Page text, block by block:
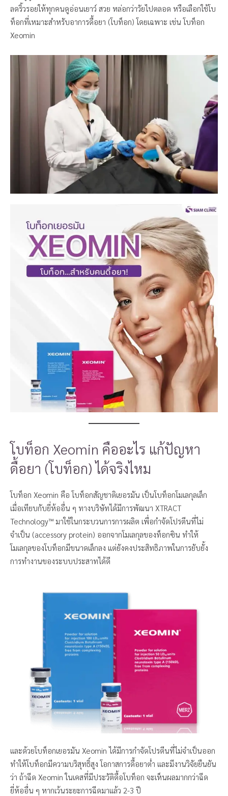
ลดริ้วรอยให้ทุกคนดูอ่อนเยาว์ สวย หล่อกว่าวัยไปตลอด หรือเลือกใช้โบ
ท็อกที่เหมาะสำหรับอาการดื้อยา (โบท็อก) โดยเฉพาะ เช่น โบท็อก
Xeomin
โบท็อก Xeomin คืออะไร แก้ปัญหา
ดื้อยา (โบท็อก) ได้จริงไหม
โบท็อก Xeomin คือ โบท็อกสัญชาติเยอรมัน เป็นโบท็อกโมเลกุลเล็ก
เมื่อเทียบกับยี่ห้ออื่น ๆ ทางบริษัทได้มีการพัฒนา XTRACT
Technology™ มาใช้ในกระบวนการการผลิต เพื่อกำจัดโปรตีนที่ไม่
จำเป็น (accessory protein) ออกจากโมเลกุลของท็อกซิน ทำให้
โมเลกุลของโบท็อกมีขนาดเล็กลง แต่ยังคงประสิทธิภาพในการยับยั้ง
การทำงานของระบบประสาทได้ดี
และด้วยโบท็อกเยอรมัน Xeomin ได้มีการกำจัดโปรตีนที่ไม่จำเป็นออก
ทำให้โบท็อกมีความบริสุทธิ์สูง โอกาสการดื้อยาต่ำ และมีงานวิจัยยืนยัน
ว่า ถ้าฉีด Xeomin ในเคสที่มีประวัติดื้อโบท็อก จะเห็นผลมากกว่าฉีด
ยี่ห้ออื่น ๆ หากเว้นระยะการฉีดมาแล้ว 2-3 ปี